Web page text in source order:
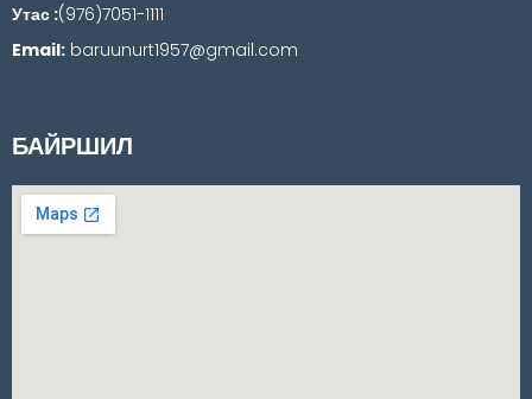
Утас :(976)7051-1111
Email: baruunurt1957@gmail.com
БАЙРШИЛ